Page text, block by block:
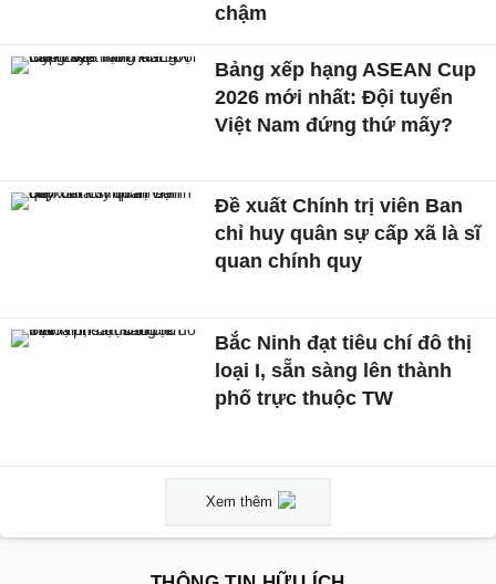
chậm
Bảng xếp hạng ASEAN Cup
2026 mới nhất: Đội tuyển
Việt Nam đứng thứ mấy?
Đề xuất Chính trị viên Ban
chỉ huy quân sự cấp xã là sĩ
quan chính quy
Bắc Ninh đạt tiêu chí đô thị
loại I, sẵn sàng lên thành
phố trực thuộc TW
Xem thêm